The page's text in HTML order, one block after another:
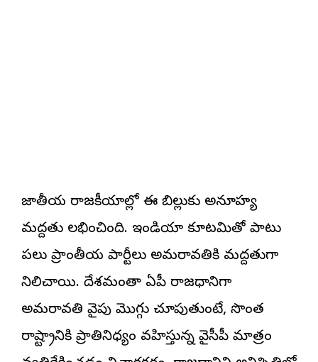
జాతీయ రాజకీయాల్లో ఈ బిల్లుకు అనూహ్య
మద్దతు లభించింది. ఇండియా కూటమితో పాటు
పలు ప్రాంతీయ పార్టీలు అమరావతికి మద్దతుగా
నిలిచాయి. దేశమంతా ఏపీ రాజధానిగా
అమరావతి వైపు మొగ్గు చూపుతుంటే, సొంత
రాష్ట్రానికి ప్రాతినిధ్యం వహిస్తున్న వైసీపీ మాత్రం